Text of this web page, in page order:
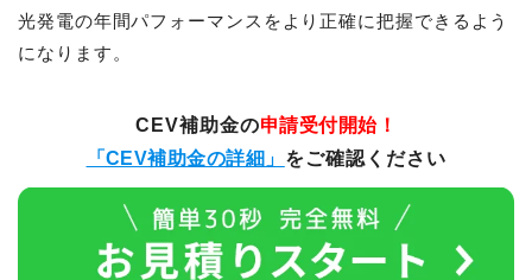
光発電の年間パフォーマンスをより正確に把握できるよう
になります。
CEV補助金の申請受付開始！
「CEV補助金の詳細」 をご確認ください